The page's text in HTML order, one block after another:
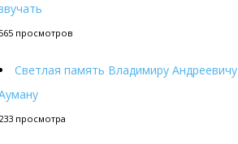
просмотров
Светлая память Владимиру Андреевичу
просмотра